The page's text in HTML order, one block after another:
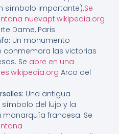
símbolo importante).Se
nuevapt.wikipedia.org
Dame, Paris
Un monumento
conmemora las victorias
Se abre en una
Arco del
Una antigua
símbolo del lujo y la
monarquía francesa. Se